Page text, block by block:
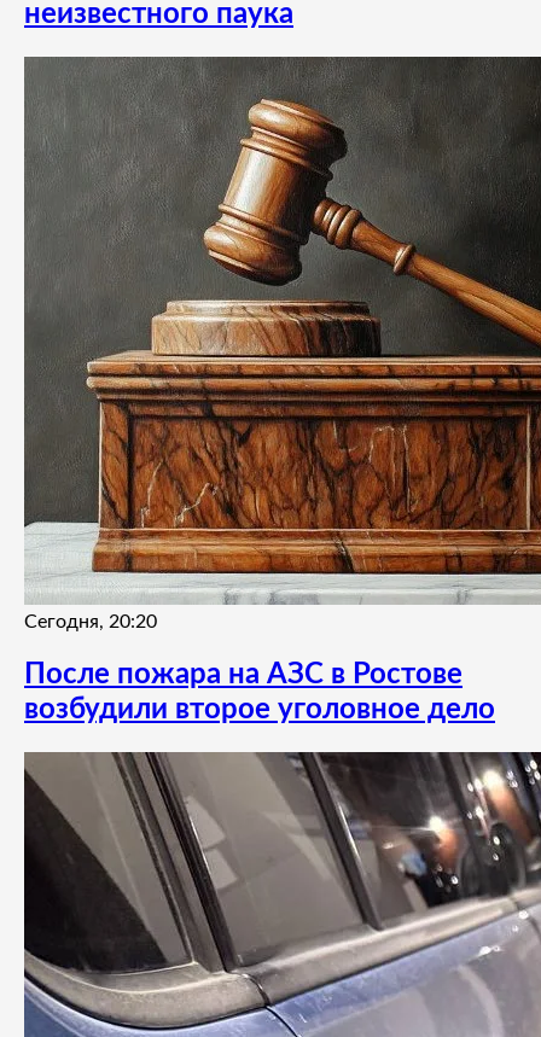
неизвестного паука
Сегодня, 20:20
После пожара на АЗС в Ростове
возбудили второе уголовное дело